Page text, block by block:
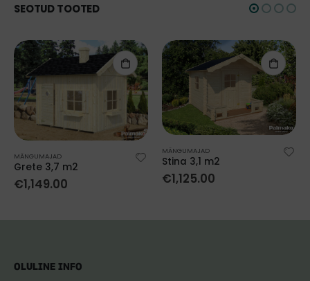
SEOTUD TOOTED
MÄNGUMAJAD
Grete 3,7 m2
€1,149.00
MÄNGUMAJAD
Stina 3,1 m2
€1,125.00
OLULINE INFO